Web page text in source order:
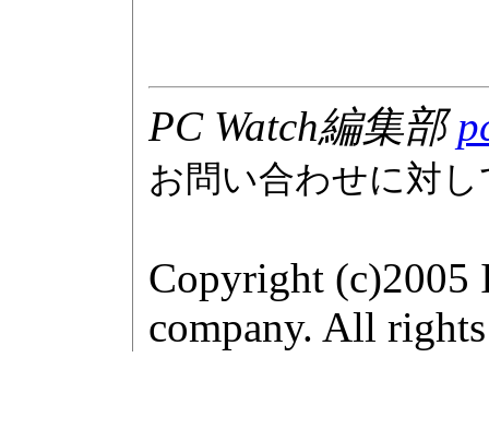
PC Watch編集部
お問い合わせに対
Copyright (c)2005
company. All